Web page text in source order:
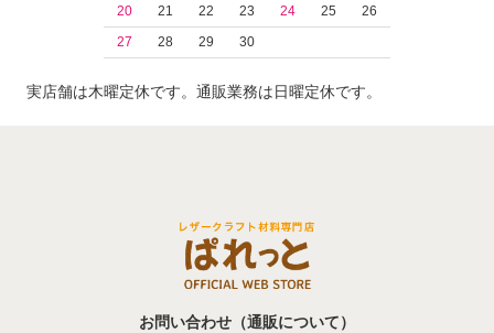
20
21 22 23 24 25
26
27
28 29 30
実店舗は木曜定休です。通販業務は日曜定休です。
お問い合わせ（通販について）